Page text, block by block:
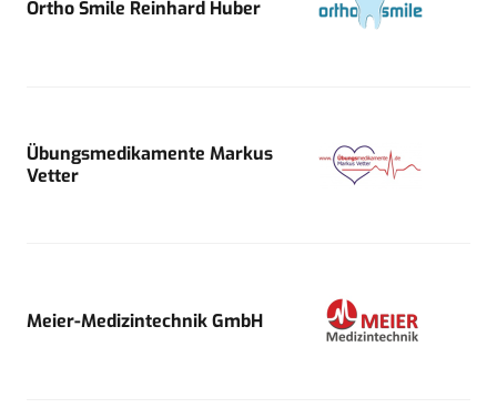
Ortho Smile Reinhard Huber
Übungsmedikamente Markus
Vetter
Meier-Medizintechnik GmbH